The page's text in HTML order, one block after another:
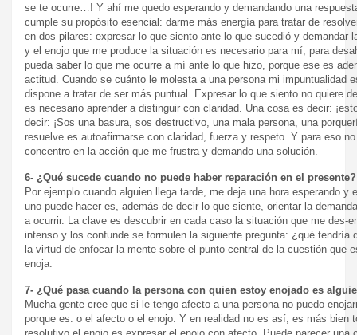
se te ocurre…! Y ahí me quedo esperando y demandando una
cumple su propósito esencial: darme más energía para tratar de
en dos pilares: expresar lo que siento ante lo que sucedió y
y el enojo que me produce la situación es necesario para mí, para
pueda saber lo que me ocurre a mí ante lo que hizo, porque ese es
actitud. Cuando se cuánto le molesta a una persona mi impuntualidad
dispone a tratar de ser más puntual. Expresar lo que siento no quiere
es necesario aprender a distinguir con claridad. Una cosa es decir:
decir: ¡Sos una basura, sos destructivo, una mala persona, una
resuelve es autoafirmarse con claridad, fuerza y respeto. Y para eso
concentro en la acción que me frustra y demando una solución.
6- ¿Qué sucede cuando no puede haber reparación en el presente?
Por ejemplo cuando alguien llega tarde, me deja una hora esperando
uno puede hacer es, además de decir lo que siente, orientar la
a ocurrir. La clave es descubrir en cada caso la situación que me des-
intenso y los confunde se formulen la siguiente pregunta: ¿qué
la virtud de enfocar la mente sobre el punto central de la cuestión que
enoja.
7- ¿Qué pasa cuando la persona con quien estoy enojado es
Mucha gente cree que si le tengo afecto a una persona no puedo
porque es: o el afecto o el enojo. Y en realidad no es así, es más bien